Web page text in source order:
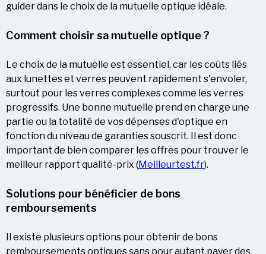
guider dans le choix de la mutuelle optique idéale.
Comment choisir sa mutuelle optique ?
Le choix de la mutuelle est essentiel, car les coûts liés
aux lunettes et verres peuvent rapidement s'envoler,
surtout pour les verres complexes comme les verres
progressifs. Une bonne mutuelle prend en charge une
partie ou la totalité de vos dépenses d'optique en
fonction du niveau de garanties souscrit. Il est donc
important de bien comparer les offres pour trouver le
meilleur rapport qualité-prix​ (Meilleurtest.fr).
Solutions pour bénéficier de bons
remboursements
Il existe plusieurs options pour obtenir de bons
remboursements optiques sans pour autant payer des